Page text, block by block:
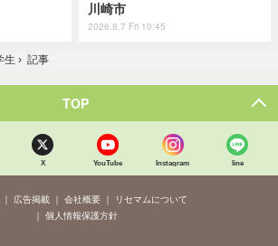
川崎市
2026.8.7 Fri 10:45
生 › 記事
TOP
X YouTube Instagram line
広告掲載 会社概要
リセマムについて
個人情報保護方針